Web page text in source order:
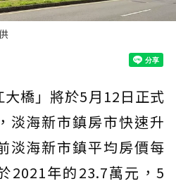
橋」將於5月12日正式
淡海新市鎮房市快速升
淡海新市鎮平均房價每
2021年的23.7萬元，5